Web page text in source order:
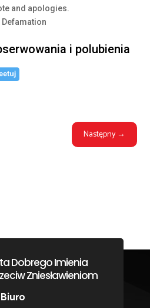
and apologies.
i polubienia
Następny→
Dobrego Imienia
Zniesławieniom
Biuro